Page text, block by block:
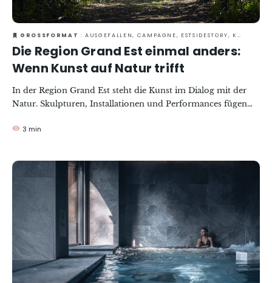
GROSSFORMAT : AUSGEFALLEN, CAMPAGNE, ESTSIDESTORY, KULTUR & KULTURERBE, NATUR, ZU ZWEIT
Die Region Grand Est einmal anders:
Wenn Kunst auf Natur trifft
In der Region Grand Est steht die Kunst im Dialog mit der
Natur. Skulpturen, Installationen und Performances fügen
Geltung und veredeln sie, um den Besuchern eine sinnliche
3 min